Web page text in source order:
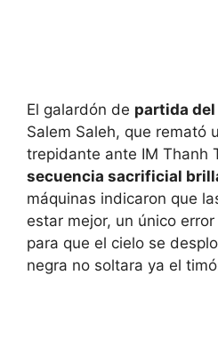
El galardón de partida del
Salem Saleh, que remató
trepidante ante IM Thanh
secuencia sacrificial
máquinas indicaron que
estar mejor, un único
para que el cielo se
negra no soltara ya el